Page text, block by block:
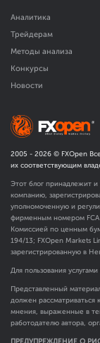
Аналитика
Трейдерам
Методы анализа
Конкурсы
Новости
2005 - 2026 © FXOpen
их соответствующим
Этот блог принадлежит и
компанию,
уполномоченную и
фирменным номером FCA
Комиссией по ценным
194/13; FXOpen Markets
зарегистрированную в
Для пользования
Представленный
должен рассматриваться
мнения, выраженные в
работодателю автора,